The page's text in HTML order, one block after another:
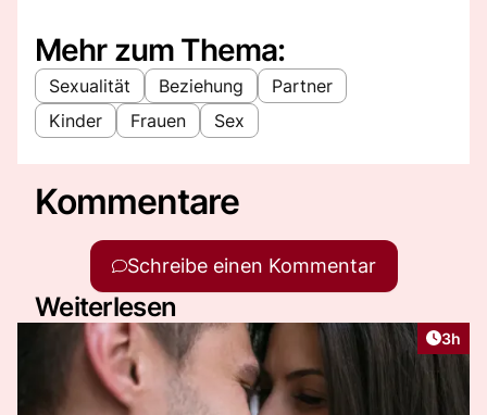
Mehr zum Thema:
Sexualität Beziehung
Partner
Kinder
Frauen Sex
Kommentare
Schreibe einen Kommentar
Weiterlesen
3h